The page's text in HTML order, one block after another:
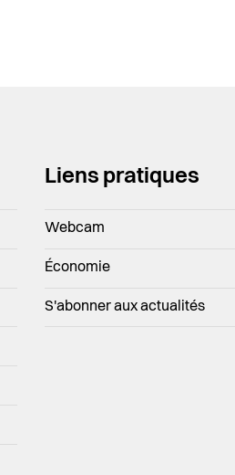
Liens pratiques
Webcam
Économie
S'abonner aux actualités